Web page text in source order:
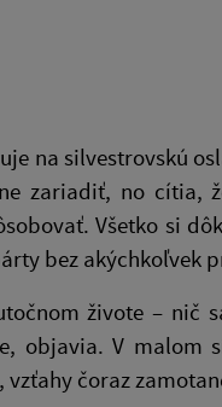
na silvestrovskú
zariadiť, no
Všetko si
bez akýchkoľvek
živote – nič
objavia. V
čoraz